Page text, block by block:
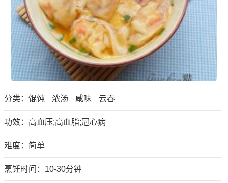
分类： 馄饨 浓汤 咸味 云吞
功效：高血压;高血脂;冠心病
难度：简单
烹饪时间：10-30分钟